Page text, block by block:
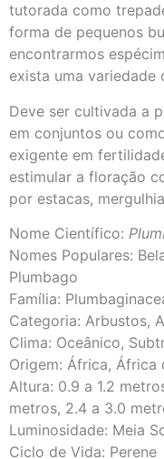
tutorada como
forma de pequenos
encontrarmos
exista uma variedade
Deve ser cultivada a
em conjuntos ou
exigente em
estimular a floração
por estacas,
Nome Científico:
Nomes Populares:
Plumbago
Família:
Categoria: Arbustos,
Clima: Oceânico,
Origem: África, África
Altura: 0.9 a 1.2
metros, 2.4 a 3.0
Luminosidade: Meia
Ciclo de Vida: Perene